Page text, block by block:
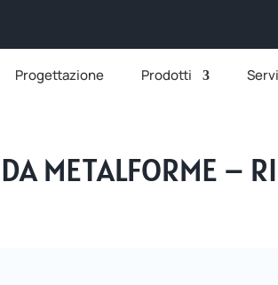
Progettazione Prodotti
METALFORME –